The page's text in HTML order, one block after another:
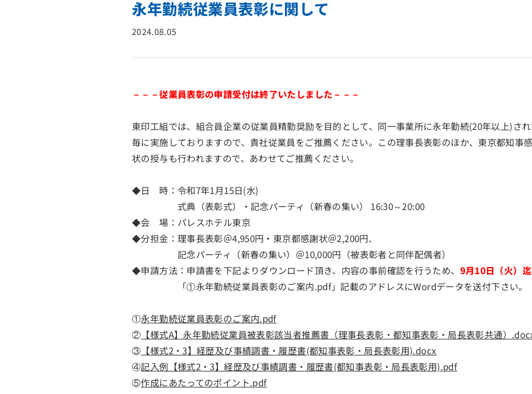
永年勤続従業員表彰に関して
2024.08.05
－－－従業員表彰の申請受付は終了いたしました－－－
東印工組では、組合員企業の従業員精勤奨励を目的として、同一事業所に永年勤続(20年以上)さ
毎に実施しておりますので、貴社従業員をご推薦ください。この理事長表彰のほか、東京都知事
状の授与も行われますので、あわせてご推薦ください。
◆日 時：令和7年1月15日(水)
式典（表彰式）・記念パーティ（新春の集い） 16:30～20:00
◆会 場：パレスホテル東京
◆分担金：理事長表彰＠4,950円・東京都感謝状＠2,200円､
記念パーティ（新春の集い）＠10,000円（被表彰者と同伴配偶者）
◆申請方法：申請書を下記よりダウンロード頂き、内容の事前確認を行うため、 9月10日（火）迄
「①永年勤続従業員表彰のご案内.pdf」記載のアドレスにWordデータを送付下さい。
①永年勤続従業員表彰のご案内.pdf
② 【様式A】永年勤続従業員被表彰該当者推薦書（理事長表彰・都知事表彰・局長表彰共通）
③ 【様式2・3】経歴及び事績調書・履歴書(都知事表彰・局長表彰用).docx
④記入例【様式2・3】経歴及び事績調書・履歴書(都知事表彰・局長表彰用).pdf
⑤作成にあたってのポイント.pdf